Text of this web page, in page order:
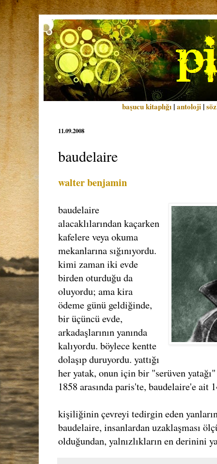
başucu kitaplığı |antoloji |
11.09.2008
baudelaire
walter benjamin
baudelaire
alacaklılarından kaçarken
kafelere veya okuma
mekanlarına sığınıyordu.
kimi zaman iki evde
birden oturduğu da
oluyordu; ama kira
ödeme günü geldiğinde,
bir üçüncü evde,
arkadaşlarının yanında
kalıyordu. böylece kentte
dolaşıp duruyordu. yattığı
her yatak, onun için bir "serüven
1858 arasında paris'te, baudelaire'e ait
kişiliğinin çevreyi tedirgin eden
baudelaire, insanlardan uzaklaşması
olduğundan, yalnızlıkların en derinini